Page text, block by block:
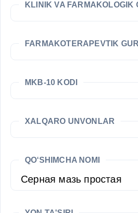
KLINIK VA FARMAKOLOGIK
FARMAKOTERAPEVTIK
MKB-10 KODI
XALQARO UNVONLAR
QO‘SHIMCHA NOMI
Серная мазь простая